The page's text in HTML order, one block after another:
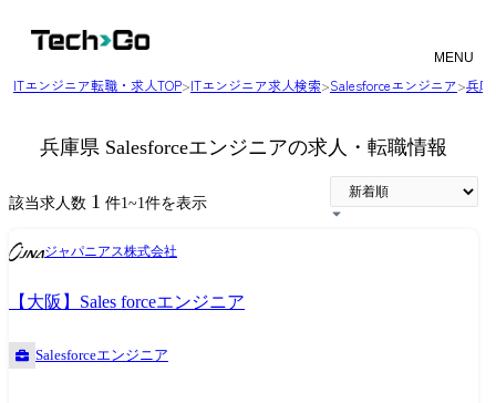
MENU
ITエンジニア転職・求人TOP>ITエンジニア求人検索>Salesforceエンジニア>兵庫
兵庫県 Salesforceエンジニアの求人・転職情報
該当求人数 1 件1~1件を表示
ジャパニアス株式会社
【大阪】Sales forceエンジニア
Salesforceエンジニア